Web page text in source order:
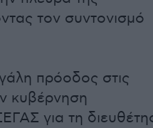
τον συντονισμό
πρόοδος στις
κυβέρνηση
για τη